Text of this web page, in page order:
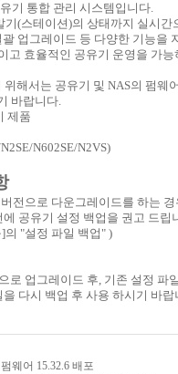
기 통합 관리 시스템입니다.
기(스테이션)의 상태까지 실시간
업그레이드 등 다양한 기능을
고 효율적인 공유기 운영을 가능
해서는 공유기 및 NAS의 펌웨
바랍니다.
제품
N602SE/N2VS)
전으로 다운그레이드를 하는
공유기 설정 백업을 권고 드립
"설정 파일 백업" )
로 업그레이드 후, 기존 설정
다시 백업 후 사용 하시기 바랍
웨어 15.32.6 배포